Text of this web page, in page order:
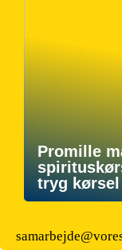
Promille
tryg kørsel